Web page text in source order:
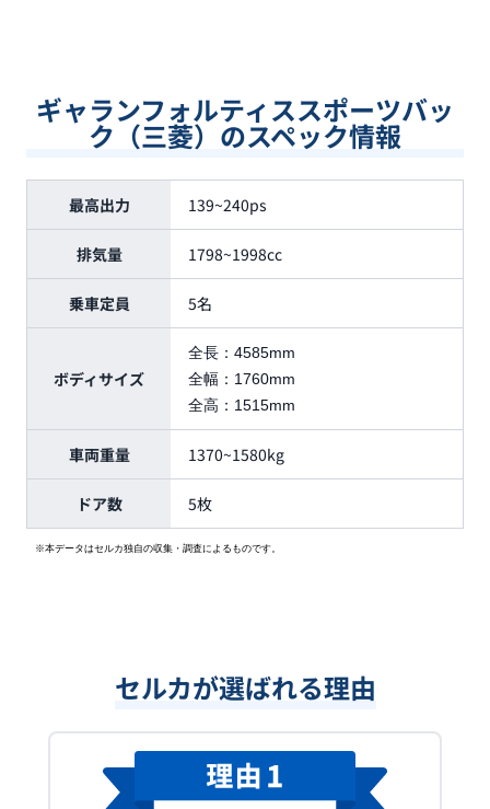
ギャランフォルティススポーツバッ
ク（三菱）のスペック情報
最高出力 139~240ps
排気量 1798~1998cc
乗車定員 5名
ボディサイズ
全長： 4585mm
全幅： 1760mm
全高： 1515mm
車両重量 1370~1580kg
ドア数 5枚
※本データはセルカ独自の収集・調査によるものです。
セルカが選ばれる理由